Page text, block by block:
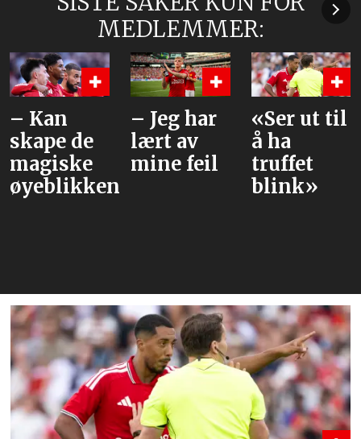
MEDLEMMER:
– Jeg har
lært av
mine feil
«Ser ut til
å ha
truffet
Beskriver
hva han
liker ved
Tielemans